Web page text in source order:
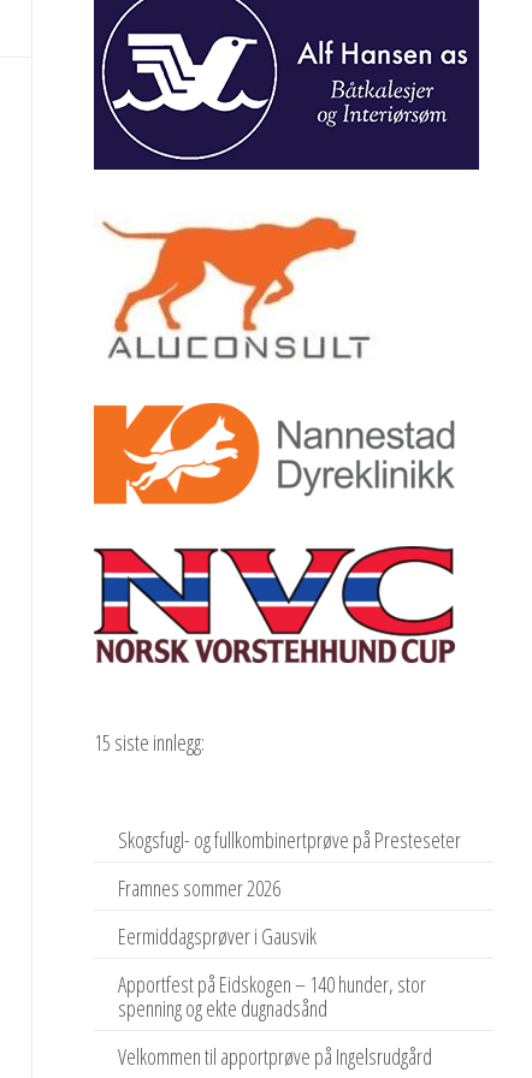
15 siste innlegg:
Skogsfugl- og fullkombinertprøve på Presteseter
Framnes sommer 2026
Eermiddagsprøver i Gausvik
Apportfest på Eidskogen – 140 hunder, stor
spenning og ekte dugnadsånd
Velkommen til apportprøve på Ingelsrudgård